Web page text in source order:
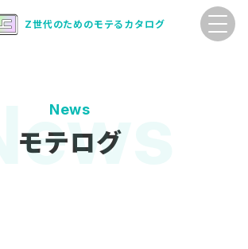
Z世代のためのモテるカタログ
News
モテログ